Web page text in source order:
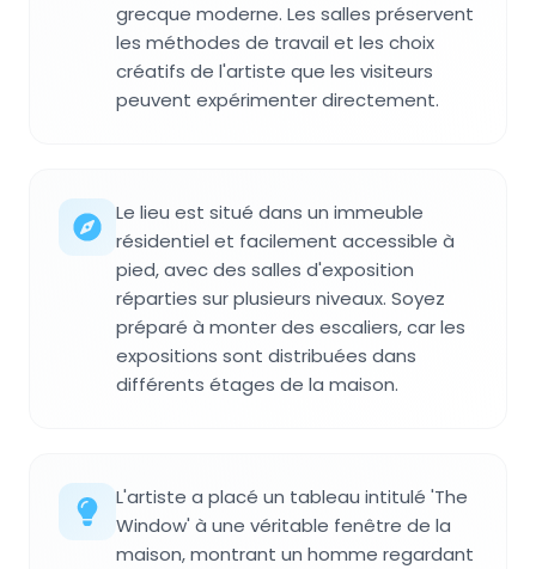
grecque moderne. Les salles préservent
les méthodes de travail et les choix
créatifs de l'artiste que les visiteurs
peuvent expérimenter directement.
Le lieu est situé dans un immeuble
résidentiel et facilement accessible à
pied, avec des salles d'exposition
réparties sur plusieurs niveaux. Soyez
préparé à monter des escaliers, car les
expositions sont distribuées dans
différents étages de la maison.
L'artiste a placé un tableau intitulé 'The
Window' à une véritable fenêtre de la
maison, montrant un homme regardant